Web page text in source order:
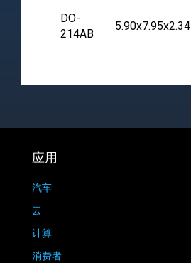
DO-
214AB
5.90x7.95x2.34
应用
汽车
云
计算
消费者